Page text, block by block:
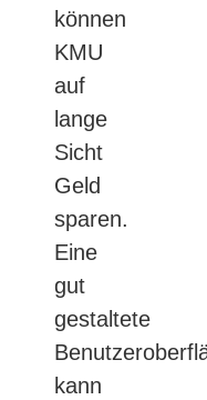
können
KMU
auf
lange
Sicht
Geld
sparen.
Eine
gut
gestaltete
kann